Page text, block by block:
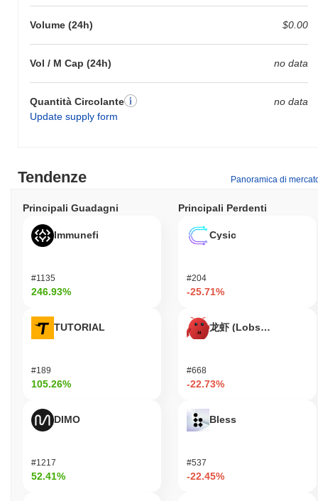
Volume (24h) $0.00
Vol / M Cap (24h) no data
Quantità Circolante
Update supply form
no data
Tendenze Panoramica di
Principali Guadagni
Immunefi
#1135
246.93%
TUTORIAL
#189
105.26%
DIMO
#1217
52.41%
Principali Perdenti
Cysic
#204
-25.71%
龙虾 (Lobster)
#668
-22.73%
Bless
#537
-22.45%